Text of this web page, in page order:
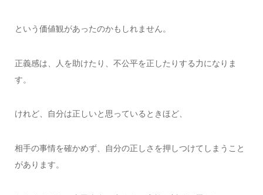
という価値観があったのかもしれません。
正義感は、人を助けたり、不公平を正したりする力になりま
す。
けれど、自分は正しいと思っているときほど、
相手の事情を確かめず、自分の正しさを押しつけてしまうこと
があります。